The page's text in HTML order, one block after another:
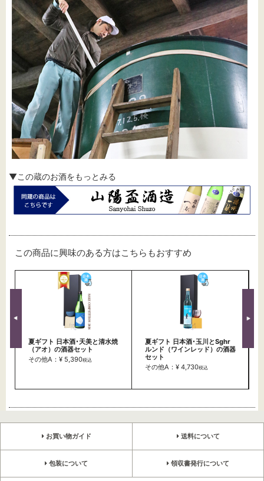
▼この蔵のお酒をもっとみる
この商品に興味のある方はこちらもおすすめ
夏ギフト 日本酒･天美と清水焼
（アオ）の酒器セット
その他A：¥ 5,390税込
夏ギフト 日本酒･玉川とSghr
ルンド（ワインレッド）の酒器
セット
その他A：¥ 4,730税込
お買い物ガイド 送料について
包装について 領収書発行について